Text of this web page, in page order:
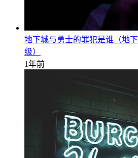
地下城与勇士的罪犯是谁（地
级）
1年前